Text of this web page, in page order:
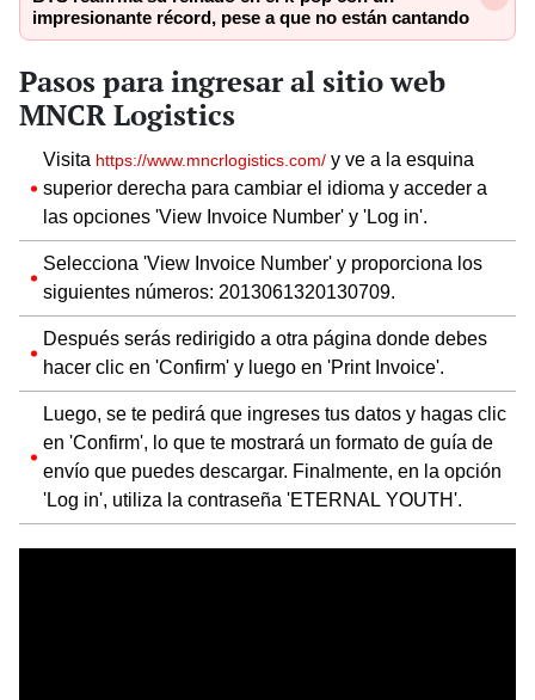
impresionante récord, pese a que no están cantando
Pasos para ingresar al sitio web
MNCR Logistics
Visita https://www.mncrlogistics.com/ y ve a la esquina
superior derecha para cambiar el idioma y acceder a
las opciones 'View Invoice Number' y 'Log in'.
Selecciona 'View Invoice Number' y proporciona los
siguientes números: 2013061320130709.
Después serás redirigido a otra página donde debes
hacer clic en 'Confirm' y luego en 'Print Invoice'.
Luego, se te pedirá que ingreses tus datos y hagas clic
en 'Confirm', lo que te mostrará un formato de guía de
envío que puedes descargar. Finalmente, en la opción
'Log in', utiliza la contraseña 'ETERNAL YOUTH'.